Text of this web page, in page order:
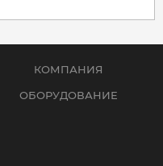
КОМПАНИЯ
ОБОРУДОВАНИЕ